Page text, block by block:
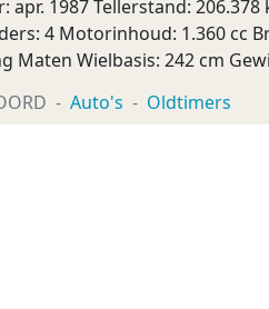
apr. 1987 Tellerstand:
4 Motorinhoud: 1.360 cc
Maten Wielbasis: 242 cm
Auto's Oldtimers